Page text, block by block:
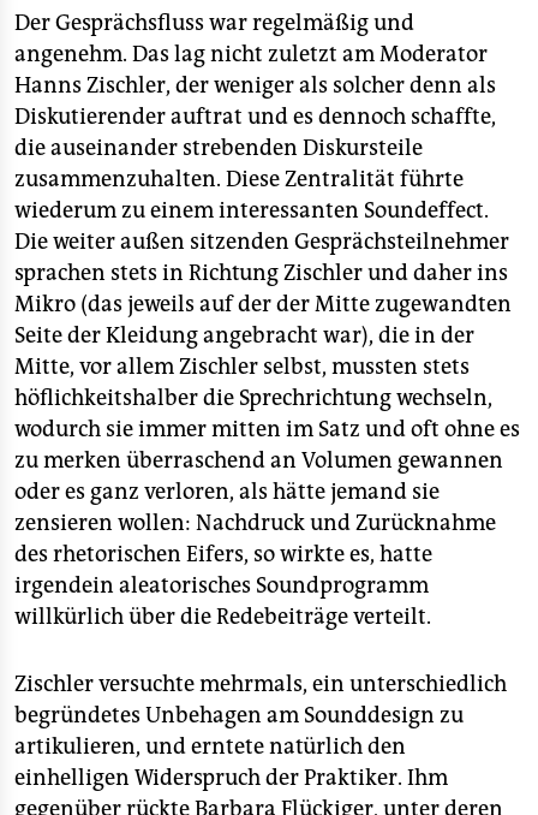
veranstaltungen
shop
fragen & hilfe
unterstützen
abo
genossenschaft
epaper login
Der Gesprächsfluss war regelmäßig und
angenehm. Das lag nicht zuletzt am Moderator
Hanns Zischler, der weniger als solcher denn als
Diskutierender auftrat und es dennoch schaffte,
die auseinander strebenden Diskursteile
zusammenzuhalten. Diese Zentralität führte
wiederum zu einem interessanten Soundeffect.
Die weiter außen sitzenden Gesprächsteilnehmer
sprachen stets in Richtung Zischler und daher ins
Mikro (das jeweils auf der der Mitte zugewandten
Seite der Kleidung angebracht war), die in der
Mitte, vor allem Zischler selbst, mussten stets
höflichkeitshalber die Sprechrichtung wechseln,
wodurch sie immer mitten im Satz und oft ohne es
zu merken überraschend an Volumen gewannen
oder es ganz verloren, als hätte jemand sie
zensieren wollen: Nachdruck und Zurücknahme
des rhetorischen Eifers, so wirkte es, hatte
irgendein aleatorisches Soundprogramm
willkürlich über die Redebeiträge verteilt.
Zischler versuchte mehrmals, ein unterschiedlich
begründetes Unbehagen am Sounddesign zu
artikulieren, und erntete natürlich den
einhelligen Widerspruch der Praktiker. Ihm
gegenüber rückte Barbara Flückiger, unter deren